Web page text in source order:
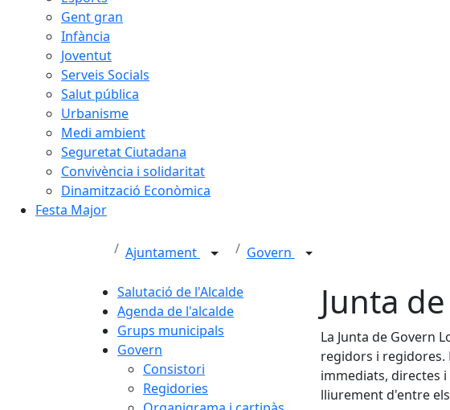
Gent gran
Infància
Joventut
Serveis Socials
Salut pública
Urbanisme
Medi ambient
Seguretat Ciutadana
Convivència i solidaritat
Dinamització Econòmica
Festa Major
Ajuntament Govern
Salutació de l'Alcalde
Agenda de l'alcalde
Grups municipals
Govern
Consistori
Regidories
Junta
La Junta de Govern
regidors i regidores.
immediats, directes
lliurement d'entre